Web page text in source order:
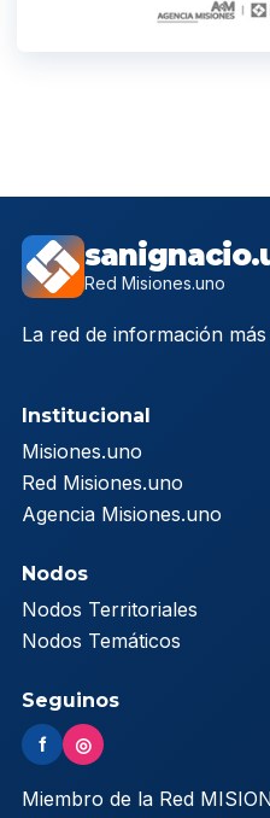
Red Misiones.uno
La red de información
Institucional
Misiones.uno
Red Misiones.uno
Agencia Misiones.uno
Nodos
Nodos Territoriales
Nodos Temáticos
Seguinos
f ◎
Miembro de la Red